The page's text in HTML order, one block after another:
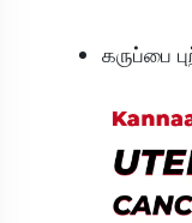
கருப்பை